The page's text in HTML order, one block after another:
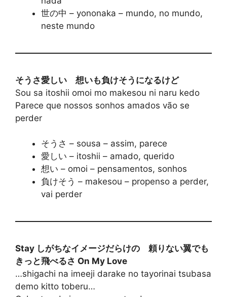
世の中 – yononaka – mundo, no mundo,
neste mundo
そうさ愛しい 想いも負けそうになるけど
Sou sa itoshii omoi mo makesou ni naru kedo
Parece que nossos sonhos amados vão se
perder
そうさ – sousa – assim, parece
愛しい – itoshii – amado, querido
想い – omoi – pensamentos, sonhos
負けそう – makesou – propenso a perder,
vai perder
Stay しがちなイメージだらけの 頼りない翼でも
きっと飛べるさ On My Love
…shigachi na imeeji darake no tayorinai tsubasa
demo kitto toberu…